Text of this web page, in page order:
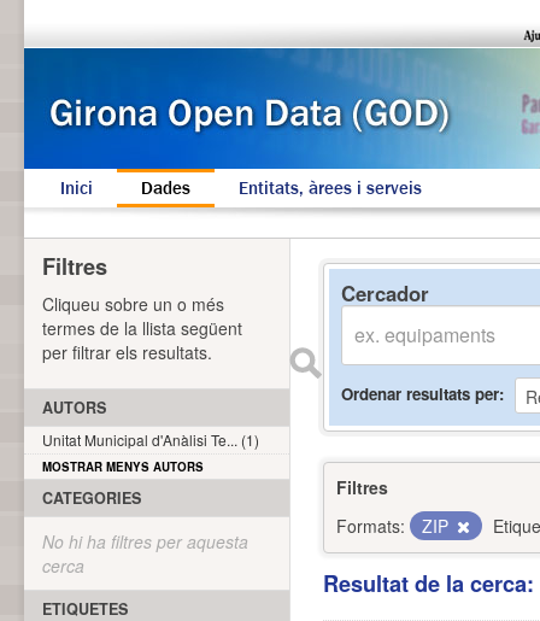
Inici Dades Entitats, àrees i serveis
Cercador
Ordenar resultats per
Filtres
Formats:
ZIP
Resultat de la
Filtres
Cliqueu sobre un o més
termes de la llista següent
per filtrar els resultats.
AUTORS
Unitat Municipal d'Anàlisi Te... (1)
MOSTRAR MENYS AUTORS
CATEGORIES
No hi ha filtres per aquesta
cerca
ETIQUETES